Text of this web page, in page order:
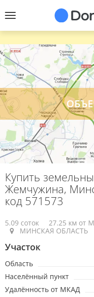
Купить
Жемчужина,
код 571573
5.09 соток
27.25 км от
МИНСКАЯ ОБЛАСТЬ
Участок
Область
Населённый пункт
Удалённость от МКАД